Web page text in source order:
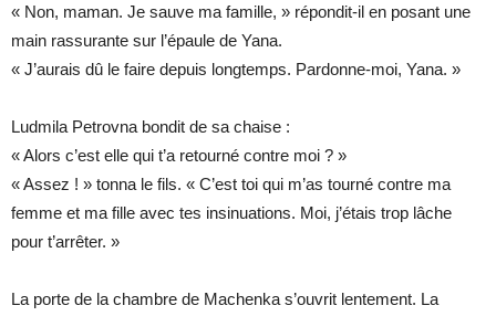
« Non, maman. Je sauve ma famille, » répondit-il en posant une
main rassurante sur l’épaule de Yana.
« J’aurais dû le faire depuis longtemps. Pardonne-moi, Yana. »
Ludmila Petrovna bondit de sa chaise :
« Alors c’est elle qui t’a retourné contre moi ? »
« Assez ! » tonna le fils. « C’est toi qui m’as tourné contre ma
femme et ma fille avec tes insinuations. Moi, j’étais trop lâche
pour t’arrêter. »
La porte de la chambre de Machenka s’ouvrit lentement. La